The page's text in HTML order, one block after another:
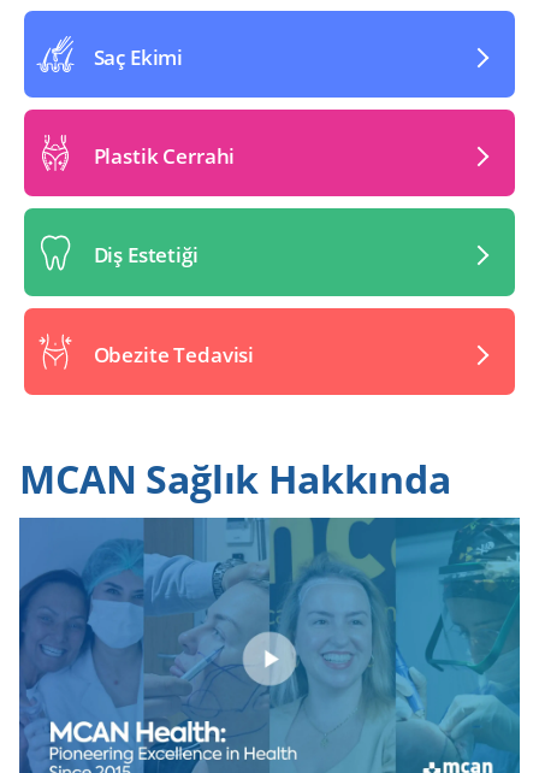
Saç Ekimi
Plastik Cerrahi
Diş Estetiği
Obezite Tedavisi
MCAN Sağlık Hakkında